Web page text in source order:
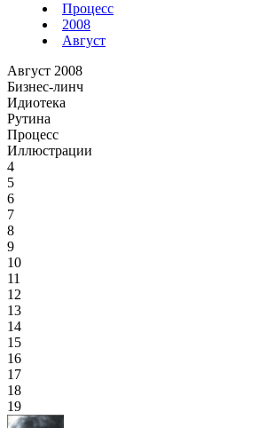
Процесс
2008
Август
Август 2008
Бизнес-линч
Идиотека
Рутина
Процесс
Иллюстрации
4
5
6
7
8
9
10
11
12
13
14
15
16
17
18
19